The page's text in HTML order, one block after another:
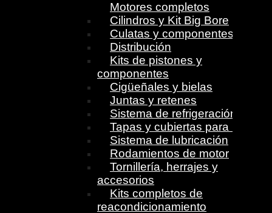
Motores completos
Cilindros y Kit Big Bore
Culatas y componentes
Distribución
Kits de pistones y
componentes
Cigüeñales y bielas
Juntas y retenes
Sistema de refrigeración
Tapas y cubiertas para motor
Sistema de lubricación
Rodamientos de motor
Tornillería, herrajes y
accesorios
Kits completos de
reacondicionamiento